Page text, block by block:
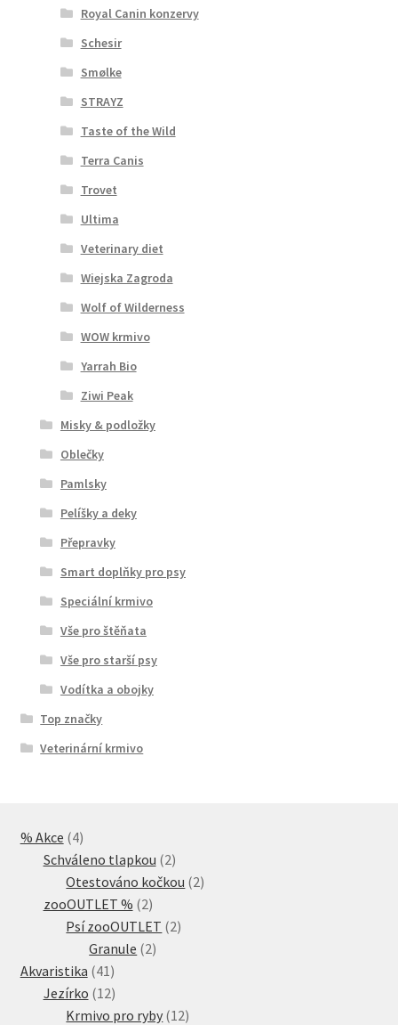
Royal Canin konzervy
Schesir
Smølke
STRAYZ
Taste of the Wild
Terra Canis
Trovet
Ultima
Veterinary diet
Wiejska Zagroda
Wolf of Wilderness
WOW krmivo
Yarrah Bio
Ziwi Peak
Misky & podložky
Oblečky
Pamlsky
Pelíšky a deky
Přepravky
Smart doplňky pro psy
Speciální krmivo
Vše pro štěňata
Vše pro starší psy
Vodítka a obojky
Top značky
Veterinární krmivo
% Akce 44
produkty
Schváleno tlapkou 22
produkty
Otestováno kočkou 22
zooOUTLET % 22
produkty
Psí zooOUTLET 22
Granule 22
Akvaristika 41 41
produktů
Jezírko 1212
produktů
Krmivo pro ryby 1212